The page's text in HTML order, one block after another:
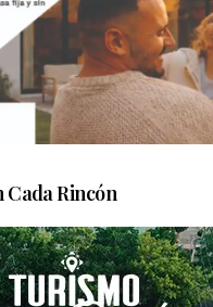
Cada Rincón